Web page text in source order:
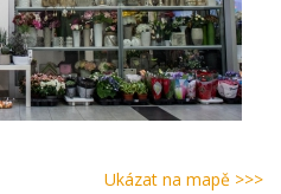
Ukázat na mapě >>>